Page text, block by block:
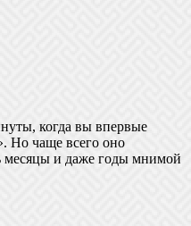
когда вы впервые
Но чаще всего оно
месяцы и даже годы мнимой